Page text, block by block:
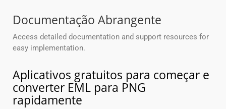
Documentação Abrangente
Access detailed documentation and support resources for
easy implementation.
Aplicativos gratuitos para começar e
converter EML para PNG
rapidamente